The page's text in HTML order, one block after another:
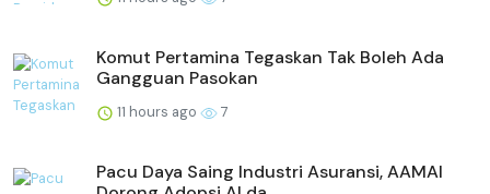
Komut Pertamina Tegaskan Tak Boleh Ada
Gangguan Pasokan
11 hours ago 7
Pacu Daya Saing Industri Asuransi, AAMAI